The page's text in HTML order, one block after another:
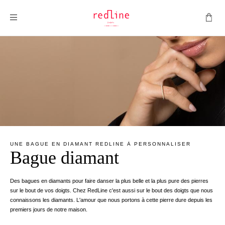
UNE BAGUE EN DIAMANT REDLINE À PERSONNALISER
Bague diamant
Des bagues en diamants pour faire danser la plus belle et la plus pure des pierres
sur le bout de vos doigts. Chez RedLine c'est aussi sur le bout des doigts que nous
connaissons les diamants. L'amour que nous portons à cette pierre dure depuis les
premiers jours de notre maison.